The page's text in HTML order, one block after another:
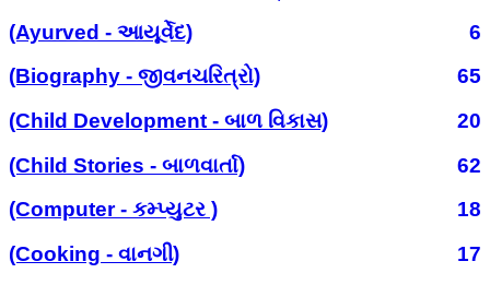
(Ayurved - આયૂર્વેદ)
6
(Biography - જીવનચરિત્રો)
65
(Child Development - બાળ વિકાસ)
20
(Child Stories - બાળવાર્તા)
62
(Computer - કમ્પ્યુટર )
18
(Cooking - વાનગી)
17